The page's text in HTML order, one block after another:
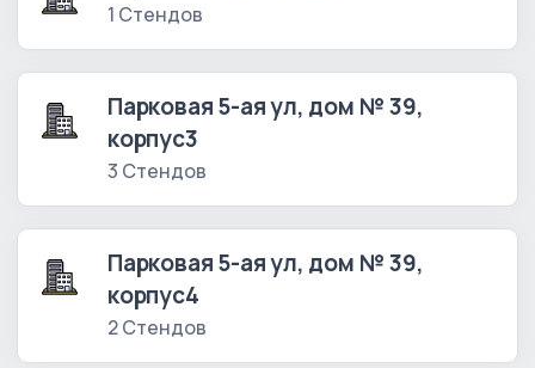
1 Стендов
Парковая 5-ая ул, дом № 39,
корпус3
3 Стендов
Парковая 5-ая ул, дом № 39,
корпус4
2 Стендов